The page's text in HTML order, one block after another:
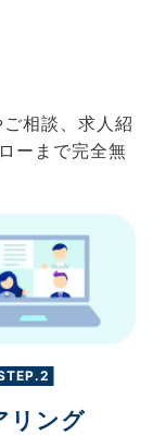
相談、求人紹
ーまで完全無
リング